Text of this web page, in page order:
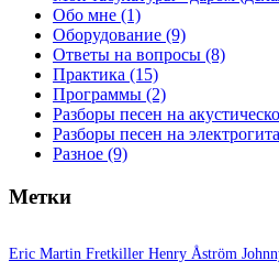
Обо мне (1)
Оборудование (9)
Ответы на вопросы (8)
Практика (15)
Программы (2)
Разборы песен на
Разборы песен на
Разное (9)
Метки
Eric Martin Fretkiller Henry Åström